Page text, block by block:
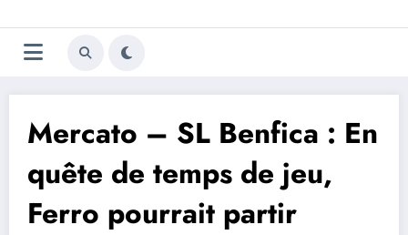
au
contenu
Trivela
L'actualité du football
Mercato – SL Benfica : En
quête de temps de jeu,
Ferro pourrait partir